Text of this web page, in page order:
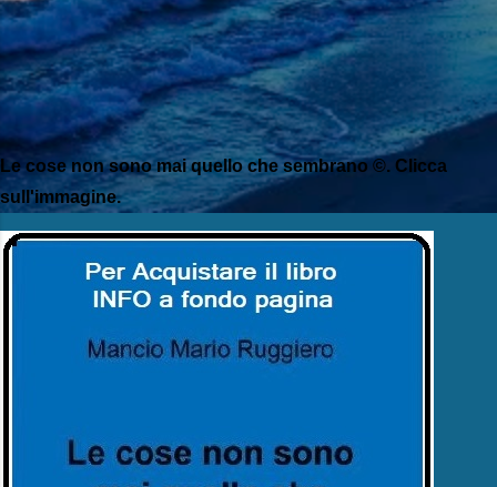
Le cose non sono mai quello che sembrano ©. Clicca
sull'immagine.